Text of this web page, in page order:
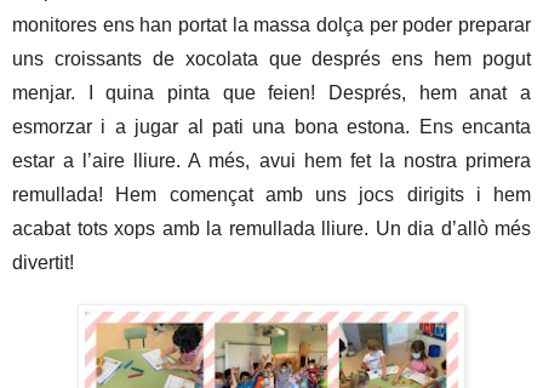
monitores ens han portat la massa dolça per poder preparar
uns croissants de xocolata que després ens hem pogut
menjar. I quina pinta que feien! Després, hem anat a
esmorzar i a jugar al pati una bona estona. Ens encanta
estar a l’aire lliure. A més, avui hem fet la nostra primera
remullada! Hem començat amb uns jocs dirigits i hem
acabat tots xops amb la remullada lliure. Un dia d’allò més
divertit!